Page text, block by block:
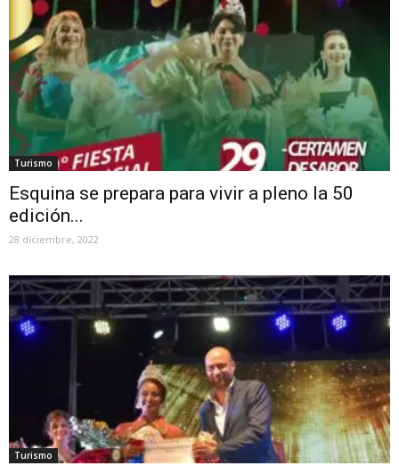
Turismo
Esquina se prepara para vivir a pleno la 50
edición...
28 diciembre, 2022
Turismo